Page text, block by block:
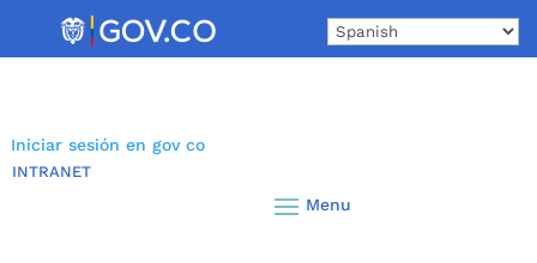
Iniciar sesión en gov co
INTRANET